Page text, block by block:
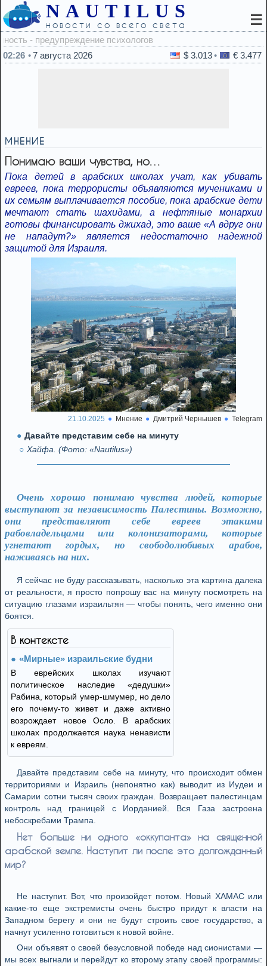
NAUTILUS
новости со всего света ☰
02:26
7 августа 2026 $ 3.013 € 3.477
МНЕНИЕ
Понимаю ваши чувства, но…
Пока детей в арабских школах учат, как убивать
евреев, пока террористы объявляются мучениками и
их семьям выплачивается пособие, пока арабские дети
мечтают стать шахидами, а нефтяные монархии
готовы финансировать джихад, это ваше «А вдруг они
не нападут?» является недостаточно надежной
защитой для Израиля.
21.10.2025 Мнение Дмитрий Чернышев Telegram
Давайте представим себе на минуту
Хайфа. (Фото: «Nautilus»)
Очень хорошо понимаю чувства людей, которые
выступают за независимость Палестины. Возможно,
они представляют себе евреев этакими
рабовладельцами или колонизаторами, которые
угнетают гордых, но свободолюбивых арабов,
наживаясь на них.
Я сейчас не буду рассказывать, насколько эта картина далека
от реальности, я просто попрошу вас на минуту посмотреть на
ситуацию глазами израильтян — чтобы понять, чего именно они
боятся.
В контексте
«Мирные» израильские будни
В еврейских школах изучают
политическое наследие «дедушки»
Рабина, который умер-шмумер, но дело
его почему-то живет и даже активно
возрождает новое Осло. В арабских
школах продолжается наука ненависти
к евреям.
Давайте представим себе на минуту, что происходит обмен
территориями и Израиль (непонятно как) выводит из Иудеи и
Самарии сотни тысяч своих граждан. Возвращает палестинцам
контроль над границей с Иорданией. Вся Газа застроена
небоскребами Трампа.
Нет больше ни одного «оккупанта» на священной
арабской земле. Наступит ли после это долгожданный
мир?
Не наступит. Вот, что произойдет потом. Новый ХАМАС или
какие-то еще экстремисты очень быстро придут к власти на
Западном берегу и они не будут строить свое государство, а
начнут усиленно готовиться к новой войне.
Они объявят о своей безусловной победе над сионистами —
мы всех выгнали и перейдут ко второму этапу своей программы: